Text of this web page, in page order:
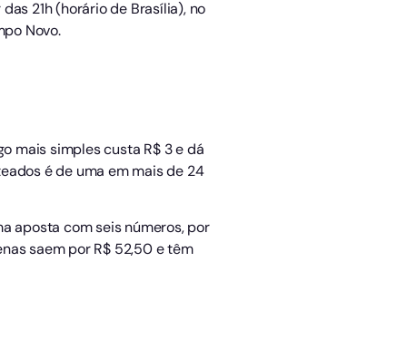
21h (horário de Brasília), no
Novo.
mais simples custa R$ 3 e dá
é de uma em mais de 24
aposta com seis números, por
saem por R$ 52,50 e têm